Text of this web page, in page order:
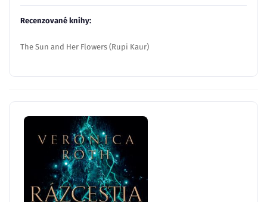
Recenzované knihy:
The Sun and Her Flowers (Rupi Kaur)